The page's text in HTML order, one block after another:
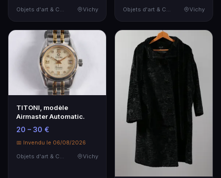
Objets d'art & Curiosités
Vichy
Objets d'art & Curiosités
Vichy
TITONI, modèle
Airmaster Automatic.
20 – 30 €
📅 Invendu le 06/08/2026
Objets d'art & Curiosités
Vichy